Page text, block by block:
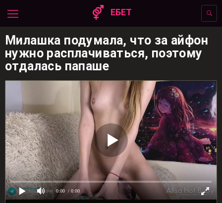
ЕБЕТ
Милашка подумала, что за айфон
нужно расплачиваться, поэтому
отдалась папаше
0:00 / 0:00